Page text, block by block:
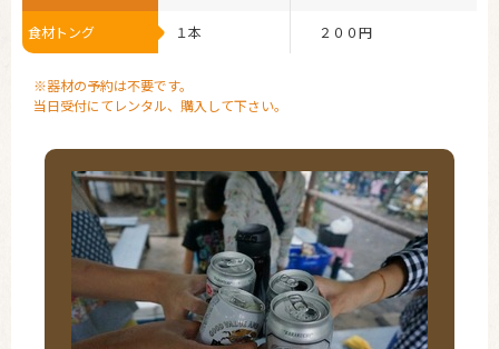
食材トング １本 ２００円
※器材の予約は不要です。
当日受付にてレンタル、購入して下さい。